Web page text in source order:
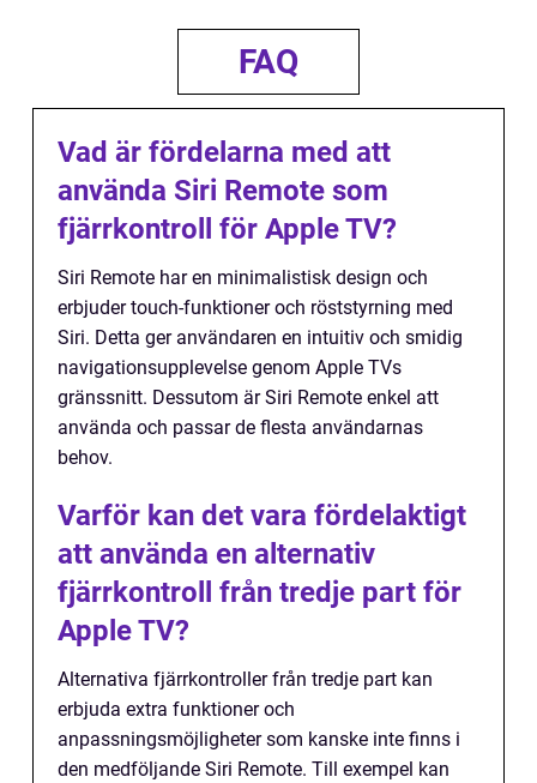
FAQ
Vad är fördelarna med att
använda Siri Remote som
fjärrkontroll för Apple TV?
Siri Remote har en minimalistisk design och
erbjuder touch-funktioner och röststyrning med
Siri. Detta ger användaren en intuitiv och smidig
navigationsupplevelse genom Apple TVs
gränssnitt. Dessutom är Siri Remote enkel att
använda och passar de flesta användarnas
behov.
Varför kan det vara fördelaktigt
att använda en alternativ
fjärrkontroll från tredje part för
Apple TV?
Alternativa fjärrkontroller från tredje part kan
erbjuda extra funktioner och
anpassningsmöjligheter som kanske inte finns i
den medföljande Siri Remote. Till exempel kan